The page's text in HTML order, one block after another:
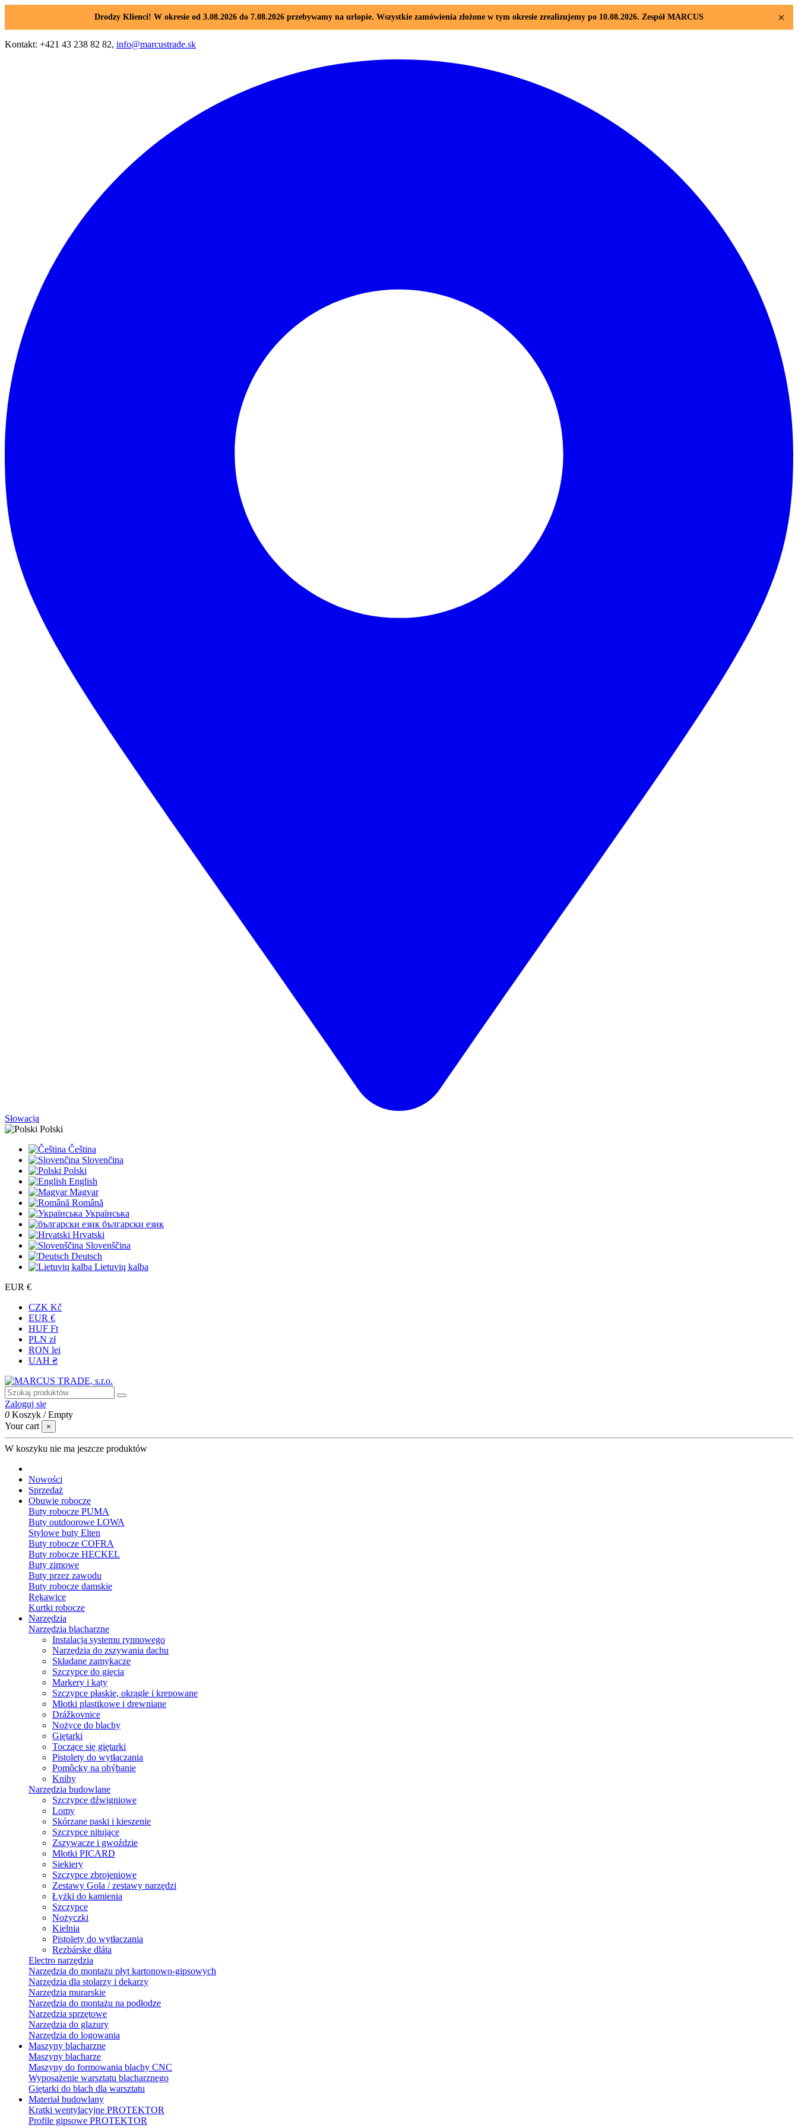
Drodzy Klienci! W okresie od 3.08.2026 do 7.08.2026 przebywamy na urlopie. Wszystkie zamówienia złożone w tym okresie zrealizujemy po 10.08.2026. Zespół MARCUS ×
Kontakt: +421 43 238 82 82, info@marcustrade.sk
Słowacja
Polski
Čeština
Slovenčina
Polski
English
Magyar
Română
Українська
български език
Hrvatski
Slovenščina
Deutsch
Lietuvių kalba
EUR €
CZK Kč
EUR €
HUF Ft
PLN zł
RON lei
UAH ₴
Zaloguj się
0 Koszyk /Empty
Your cart
×
W koszyku nie ma jeszcze produktów
Nowości
Sprzedaż
Obuwie robocze
Buty robocze PUMA
Buty outdoorowe LOWA
Stylowe buty Elten
Buty robocze COFRA
Buty robocze HECKEL
Buty zimowe
Buty przez zawodu
Buty robocze damskie
Rękawice
Kurtki robocze
Narzędzia
Narzędzia blacharzne
Instalacja systemu rynnowego
Narzędzia do zszywania dachu
Składane zamykacze
Szczypce do gięcia
Markery i kąty
Szczypce płaskie, okrągłe i krepowane
Młotki plastikowe i drewniane
Drážkovnice
Nożyce do blachy
Giętarki
Toczące się giętarki
Pistolety do wytłaczania
Pomôcky na ohýbanie
Knihy
Narzędzia budowlane
Szczypce dźwigniowe
Lomy
Skórzane paski i kieszenie
Szczypce nitujące
Zszywacze i gwoździe
Młotki PICARD
Siekiery
Szczypce zbrojeniowe
Zestawy Gola / zestawy narzędzi
Łyżki do kamienia
Szczypce
Nożyczki
Kielnia
Pistolety do wytłaczania
Rezbárske dláta
Electro narzędzia
Narzędzia do montażu płyt kartonowo-gipsowych
Narzędzia dla stolarzy i dekarzy
Narzędzia murarskie
Narzędzia do montażu na podłodze
Narzędzia sprzętowe
Narzędzia do glazury
Narzędzia do logowania
Maszyny blacharzne
Maszyny blacharze
Maszyny do formowania blachy CNC
Wyposażenie warsztatu blacharznego
Giętarki do blach dla warsztatu
Materiał budowlany
Kratki wentylacyjne PROTEKTOR
Profile gipsowe PROTEKTOR